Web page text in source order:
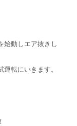
始動しエア抜きし
転にいきます。